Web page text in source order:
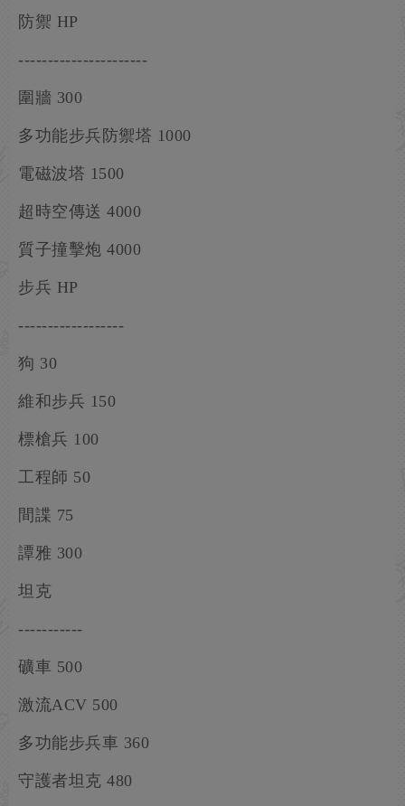
防禦 HP
----------------------
圍牆 300
多功能步兵防禦塔 1000
電磁波塔 1500
超時空傳送 4000
質子撞擊炮 4000
步兵 HP
------------------
狗 30
維和步兵 150
標槍兵 100
工程師 50
間諜 75
譚雅 300
坦克
-----------
礦車 500
激流ACV 500
多功能步兵車 360
守護者坦克 480